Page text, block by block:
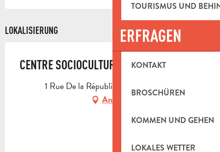
TOURISMUS UND
ERFRAGEN
KONTAKT
BROSCHÜREN
KOMMEN UND GEHEN
LOKALES WETTER
LOKALISIERUNG
CENTRE SOCIOCULTUREL
1 Rue De la République, 13124 Peypin
Anfahrt